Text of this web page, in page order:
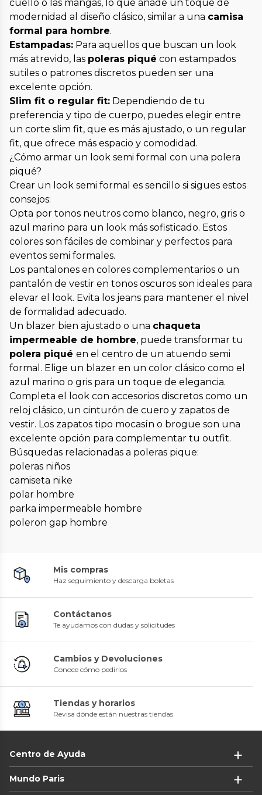
cuello o las mangas, lo que añade un toque de
modernidad al diseño clásico, similar a una camisa
formal para hombre.
Estampadas: Para aquellos que buscan un look
más atrevido, las poleras piqué con estampados
sutiles o patrones discretos pueden ser una
excelente opción.
Slim fit o regular fit: Dependiendo de tu
preferencia y tipo de cuerpo, puedes elegir entre
un corte slim fit, que es más ajustado, o un regular
fit, que ofrece más espacio y comodidad.
¿Cómo armar un look semi formal con una polera
piqué?
Crear un look semi formal es sencillo si sigues estos
consejos:
Opta por tonos neutros como blanco, negro, gris o
azul marino para un look más sofisticado. Estos
colores son fáciles de combinar y perfectos para
eventos semi formales.
Los pantalones en colores complementarios o un
pantalón de vestir en tonos oscuros son ideales para
elevar el look. Evita los jeans para mantener el nivel
de formalidad adecuado.
Un blazer bien ajustado o una chaqueta
impermeable de hombre, puede transformar tu
polera piqué en el centro de un atuendo semi
formal. Elige un blazer en un color clásico como el
azul marino o gris para un toque de elegancia.
Completa el look con accesorios discretos como un
reloj clásico, un cinturón de cuero y zapatos de
vestir. Los zapatos tipo mocasín o brogue son una
excelente opción para complementar tu outfit.
Búsquedas relacionadas a poleras pique:
poleras niños
camiseta nike
polar hombre
parka impermeable hombre
poleron gap hombre
Mis compras
Haz seguimiento y descarga boletas
Contáctanos
Te ayudamos con dudas y solicitudes
Cambios y Devoluciones
Conoce cómo pedirlos
Tiendas y horarios
Revisa dónde están nuestras tiendas
Centro de Ayuda
Mundo Paris